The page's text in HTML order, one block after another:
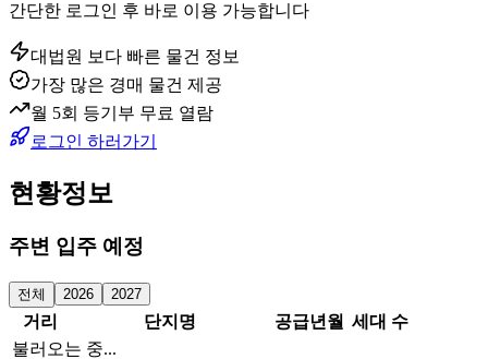
간단한 로그인 후 바로 이용 가능합니다
대법원 보다 빠른 물건 정보
가장 많은 경매 물건 제공
월 5회 등기부 무료 열람
로그인 하러가기
현황정보
주변 입주 예정
전체 2026 2027
거리 단지명 공급년월 세대 수
불러오는 중...